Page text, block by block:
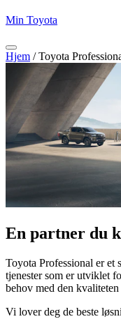
Min Toyota
Hjem /Toyota
En partner du
Toyota Professional er et
tjenester som er utviklet
behov med den
Vi lover deg de beste